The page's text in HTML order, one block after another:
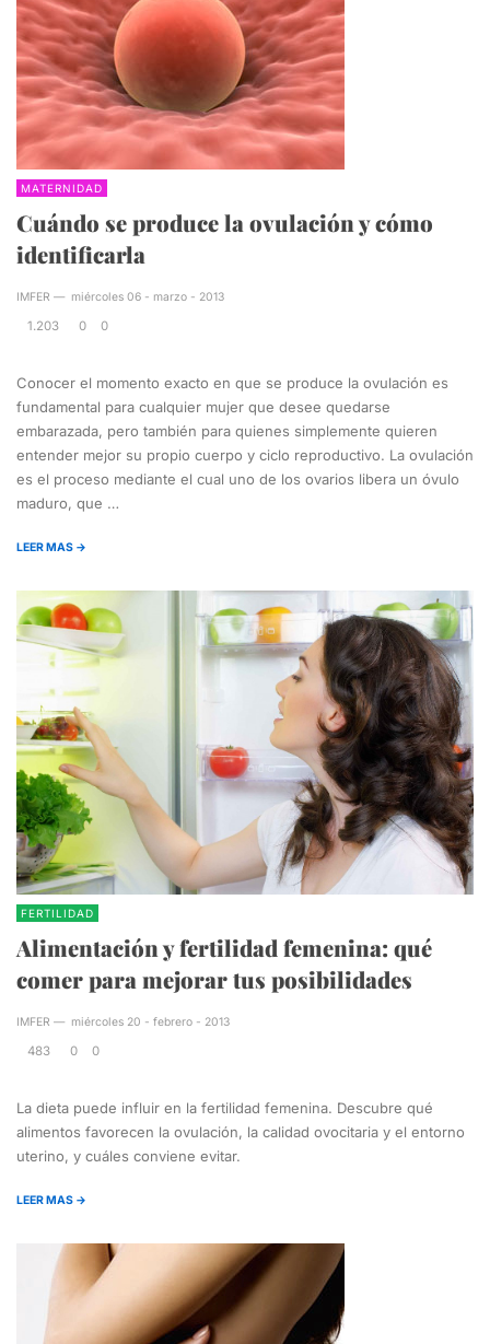
MATERNIDAD
Cuándo se produce la ovulación y cómo
identificarla
IMFER — miércoles 06 - marzo - 2013
1.203 0 0
Conocer el momento exacto en que se produce la ovulación es
fundamental para cualquier mujer que desee quedarse
embarazada, pero también para quienes simplemente quieren
entender mejor su propio cuerpo y ciclo reproductivo. La ovulación
es el proceso mediante el cual uno de los ovarios libera un óvulo
maduro, que …
LEER MAS →
FERTILIDAD
Alimentación y fertilidad femenina: qué
comer para mejorar tus posibilidades
IMFER — miércoles 20 - febrero - 2013
483 0 0
La dieta puede influir en la fertilidad femenina. Descubre qué
alimentos favorecen la ovulación, la calidad ovocitaria y el entorno
uterino, y cuáles conviene evitar.
LEER MAS →